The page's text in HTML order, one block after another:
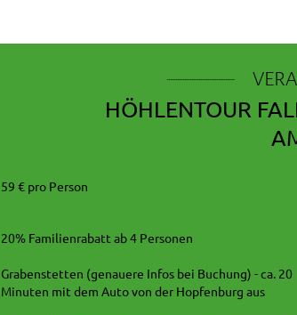
HÖHLENTOUR
59 € pro Person
20% Familienrabatt ab 4 Personen
Grabenstetten (genauere Infos bei Buchung) - ca. 20
Minuten mit dem Auto von der Hopfenburg aus